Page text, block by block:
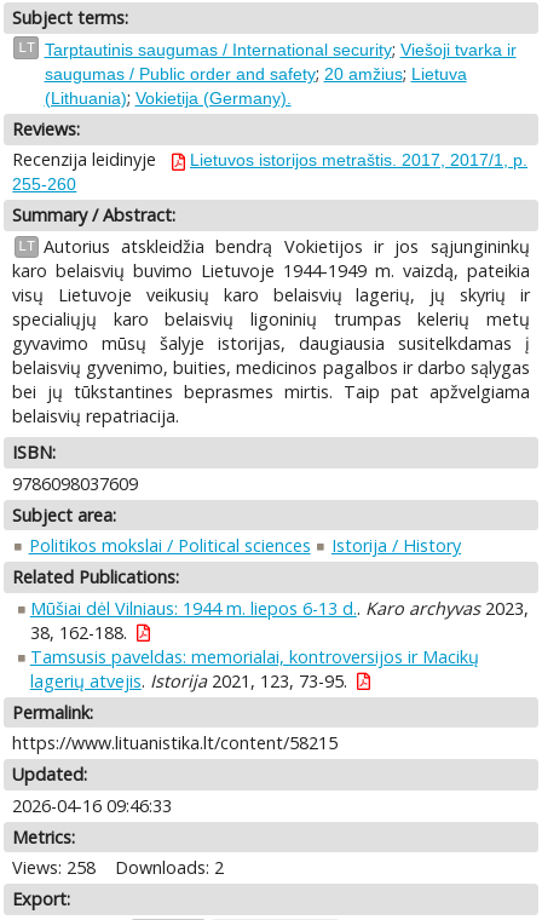
Subject terms:
LT Tarptautinis saugumas / International security; Viešoji tvarka ir
saugumas / Public order and safety; 20 amžius; Lietuva
(Lithuania); Vokietija (Germany).
Reviews:
Recenzija leidinyje
Lietuvos istorijos metraštis. 2017, 2017/1, p.
255-260
Summary / Abstract:
LT Autorius atskleidžia bendrą Vokietijos ir jos sąjungininkų
karo belaisvių buvimo Lietuvoje 1944-1949 m. vaizdą, pateikia
visų Lietuvoje veikusių karo belaisvių lagerių, jų skyrių ir
specialiųjų karo belaisvių ligoninių trumpas kelerių metų
gyvavimo mūsų šalyje istorijas, daugiausia susitelkdamas į
belaisvių gyvenimo, buities, medicinos pagalbos ir darbo sąlygas
bei jų tūkstantines beprasmes mirtis. Taip pat apžvelgiama
belaisvių repatriacija.
ISBN:
9786098037609
Subject area:
Politikos mokslai / Political sciences
Istorija / History
Related Publications:
Mūšiai dėl Vilniaus: 1944 m. liepos 6-13 d.. Karo archyvas2023,
38, 162-188.
Tamsusis paveldas: memorialai, kontroversijos ir Macikų
lagerių atvejis. Istorija2021, 123, 73-95.
Permalink:
https://www.lituanistika.lt/content/58215
Updated:
2026-04-16 09:46:33
Metrics:
Views: 258
Downloads: 2
Export: